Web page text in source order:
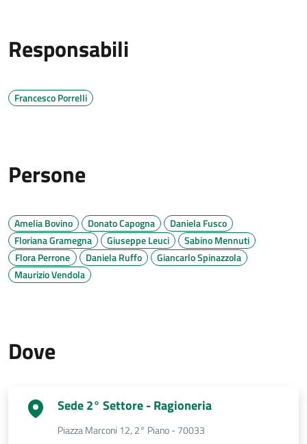
Responsabili
Francesco Porrelli
Persone
Amelia Bovino Donato Capogna
Daniela Fusco
Floriana Gramegna
Giuseppe Leuci
Sabino Mennuti
Flora Perrone
Daniela Ruffo
Giancarlo Spinazzola
Maurizio Vendola
Dove
Sede 2° Settore - Ragioneria
Piazza Marconi 12, 2° Piano - 70033